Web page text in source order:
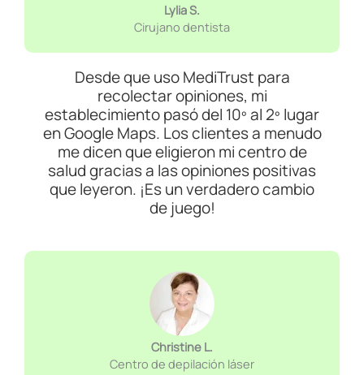
Lylia S.
Cirujano dentista
Desde que uso MediTrust para
recolectar opiniones, mi
establecimiento pasó del 10º al 2º lugar
en Google Maps. Los clientes a menudo
me dicen que eligieron mi centro de
salud gracias a las opiniones positivas
que leyeron. ¡Es un verdadero cambio
de juego!
Christine L.
Centro de depilación láser